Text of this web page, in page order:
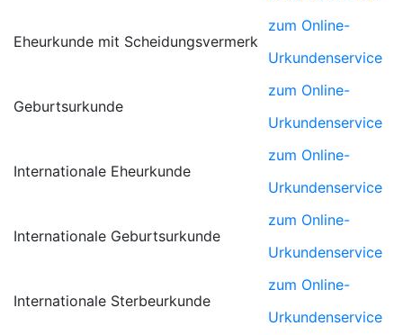
Eheurkunde mit Scheidungsvermerk
zum Online-
Urkundenservice
Geburtsurkunde
zum Online-
Urkundenservice
Internationale Eheurkunde
zum Online-
Urkundenservice
Internationale Geburtsurkunde
zum Online-
Urkundenservice
Internationale Sterbeurkunde
zum Online-
Urkundenservice